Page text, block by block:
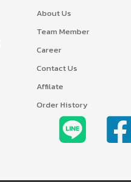
About Us
Team Member
Career
Contact Us
Affilate
Order History